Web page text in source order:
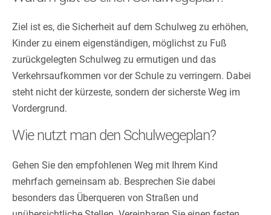
Ziel ist es, die Sicherheit auf dem Schulweg zu erhöhen,
Kinder zu einem eigenständigen, möglichst zu Fuß
zurückgelegten Schulweg zu ermutigen und das
Verkehrsaufkommen vor der Schule zu verringern. Dabei
steht nicht der kürzeste, sondern der sicherste Weg im
Vordergrund.
Wie nutzt man den Schulwegeplan?
Gehen Sie den empfohlenen Weg mit Ihrem Kind
mehrfach gemeinsam ab. Besprechen Sie dabei
besonders das Überqueren von Straßen und